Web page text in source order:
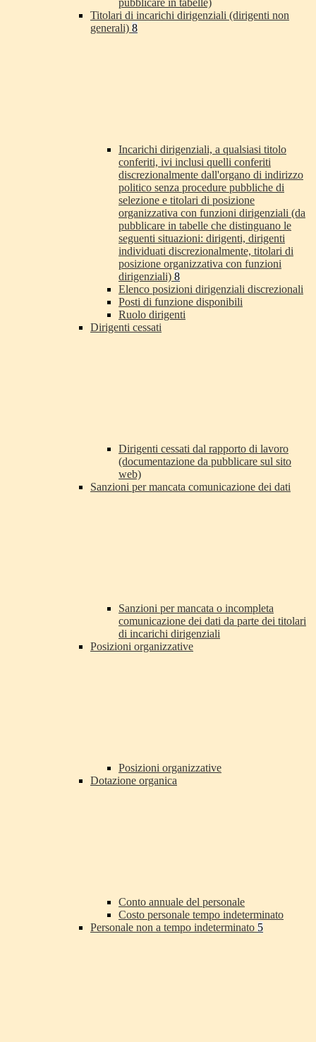
pubblicare in tabelle)
Titolari di incarichi dirigenziali (dirigenti non
generali) 8
Incarichi dirigenziali, a qualsiasi titolo
conferiti, ivi inclusi quelli conferiti
discrezionalmente dall'organo di indirizzo
politico senza procedure pubbliche di
selezione e titolari di posizione
organizzativa con funzioni dirigenziali (da
pubblicare in tabelle che distinguano le
seguenti situazioni: dirigenti, dirigenti
individuati discrezionalmente, titolari di
posizione organizzativa con funzioni
dirigenziali) 8
Elenco posizioni dirigenziali discrezionali
Posti di funzione disponibili
Ruolo dirigenti
Dirigenti cessati
Dirigenti cessati dal rapporto di lavoro
(documentazione da pubblicare sul sito
web)
Sanzioni per mancata comunicazione dei dati
Sanzioni per mancata o incompleta
comunicazione dei dati da parte dei titolari
di incarichi dirigenziali
Posizioni organizzative
Posizioni organizzative
Dotazione organica
Conto annuale del personale
Costo personale tempo indeterminato
Personale non a tempo indeterminato 5